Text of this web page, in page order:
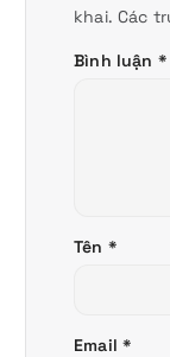
khai. Các
Bình luận *
Tên *
Email *